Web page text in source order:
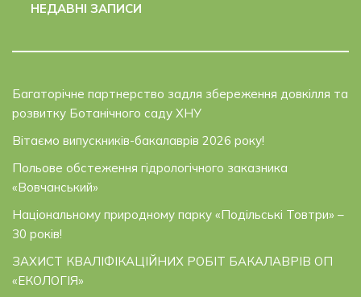
НЕДАВНІ ЗАПИСИ
Багаторічне партнерство задля збереження довкілля та
розвитку Ботанічного саду ХНУ
Вітаємо випускників-бакалаврів 2026 року!
Польове обстеження гідрологічного заказника
«Вовчанський»
Національному природному парку «Подільські Товтри» –
30 років!
ЗАХИСТ КВАЛІФІКАЦІЙНИХ РОБІТ БАКАЛАВРІВ ОП
«ЕКОЛОГІЯ»